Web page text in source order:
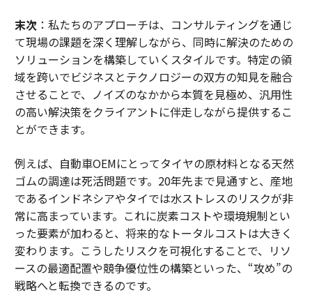
末次：私たちのアプローチは、コンサルティングを通じ
て現場の課題を深く理解しながら、同時に解決のための
ソリューションを構築していくスタイルです。特定の領
域を跨いでビジネスとテクノロジーの双方の知見を融合
させることで、ノイズのなかから本質を見極め、汎用性
の高い解決策をクライアントに伴走しながら提供するこ
とができます。
例えば、自動車OEMにとってタイヤの原材料となる天然
ゴムの調達は死活問題です。20年先まで見通すと、産地
であるインドネシアやタイでは水ストレスのリスクが非
常に高まっています。これに炭素コストや環境規制とい
った要素が加わると、将来的なトータルコストは大きく
変わります。こうしたリスクを可視化することで、リソ
ースの最適配置や競争優位性の構築といった、“攻め”の
戦略へと転換できるのです。